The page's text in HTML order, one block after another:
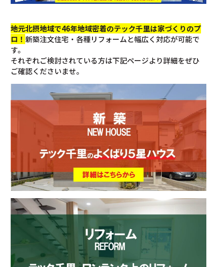
地元北摂地域で46年地域密着のテック千里は家づくりのプ
ロ！新築注文住宅・各種リフォームと幅広く対応が可能で
す。
それぞれご検討されている方は下記ページより詳細をぜひ
ご確認くださいませ。